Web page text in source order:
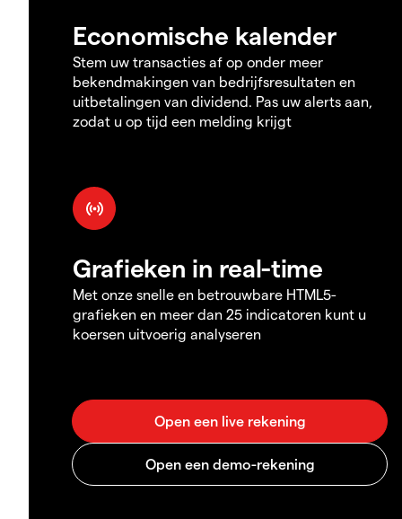
Economische kalender
Stem uw transacties af op onder meer
bekendmakingen van bedrijfsresultaten en
uitbetalingen van dividend. Pas uw alerts aan,
zodat u op tijd een melding krijgt
Grafieken in real-time
Met onze snelle en betrouwbare HTML5-
grafieken en meer dan 25 indicatoren kunt u
koersen uitvoerig analyseren